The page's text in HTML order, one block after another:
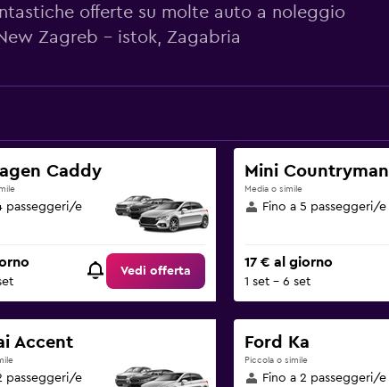
offerte su molte auto a noleggio
Zagreb - istok, Zagabria
Caddy
passeggeri/e
Vedi offerta
Mini Countryman
Media o simile
Fino a 5 passeggeri/e
17 € al giorno
1 set - 6 set
Accent
passeggeri/e
Ford Ka
Piccola o simile
Fino a 2 passeggeri/e